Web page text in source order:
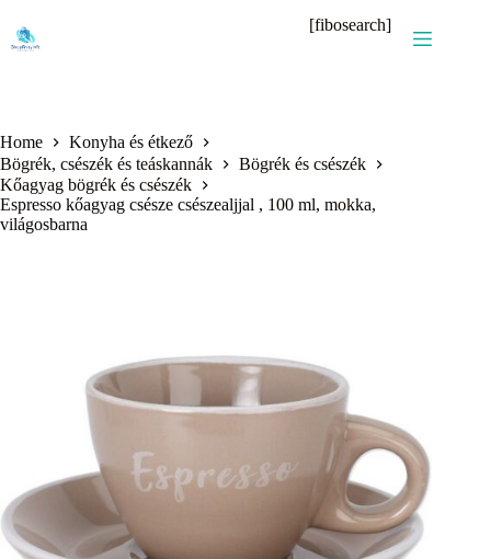
content
[fibosearch]
Home
Konyha és étkező
Bögrék, csészék és teáskannák
Bögrék és csészék
Kőagyag bögrék és csészék
Espresso kőagyag csésze csészealjjal , 100 ml, mokka,
világosbarna